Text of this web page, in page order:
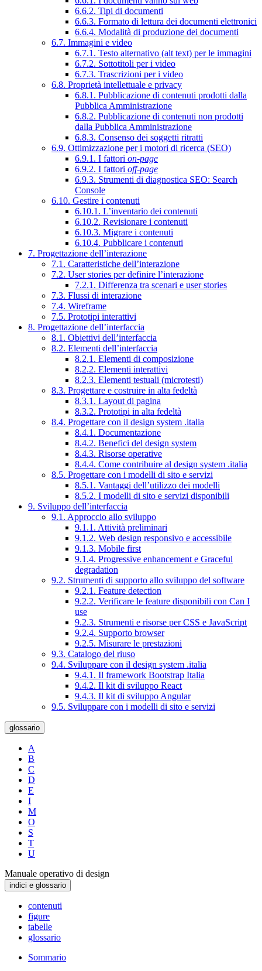
6.6.2. Tipi di documenti
6.6.3. Formato di lettura dei documenti elettronici
6.6.4. Modalità di produzione dei documenti
6.7. Immagini e video
6.7.1. Testo alternativo (alt text) per le immagini
6.7.2. Sottotitoli per i video
6.7.3. Trascrizioni per i video
6.8. Proprietà intellettuale e privacy
6.8.1. Pubblicazione di contenuti prodotti dalla
Pubblica Amministrazione
6.8.2. Pubblicazione di contenuti non prodotti
dalla Pubblica Amministrazione
6.8.3. Consenso dei soggetti ritratti
6.9. Ottimizzazione per i motori di ricerca (SEO)
6.9.1. I fattori on-page
6.9.2. I fattori off-page
6.9.3. Strumenti di diagnostica SEO: Search
Console
6.10. Gestire i contenuti
6.10.1. L’inventario dei contenuti
6.10.2. Revisionare i contenuti
6.10.3. Migrare i contenuti
6.10.4. Pubblicare i contenuti
7. Progettazione dell’interazione
7.1. Caratteristiche dell’interazione
7.2. User stories per definire l’interazione
7.2.1. Differenza tra scenari e user stories
7.3. Flussi di interazione
7.4. Wireframe
7.5. Prototipi interattivi
8. Progettazione dell’interfaccia
8.1. Obiettivi dell’interfaccia
8.2. Elementi dell’interfaccia
8.2.1. Elementi di composizione
8.2.2. Elementi interattivi
8.2.3. Elementi testuali (microtesti)
8.3. Progettare e costruire in alta fedeltà
8.3.1. Layout di pagina
8.3.2. Prototipi in alta fedeltà
8.4. Progettare con il design system .italia
8.4.1. Documentazione
8.4.2. Benefici del design system
8.4.3. Risorse operative
8.4.4. Come contribuire al design system .italia
8.5. Progettare con i modelli di sito e servizi
8.5.1. Vantaggi dell’utilizzo dei modelli
8.5.2. I modelli di sito e servizi disponibili
9. Sviluppo dell’interfaccia
9.1. Approccio allo sviluppo
9.1.1. Attività preliminari
9.1.2. Web design responsivo e accessibile
9.1.3. Mobile first
9.1.4. Progressive enhancement e Graceful
degradation
9.2. Strumenti di supporto allo sviluppo del software
9.2.1. Feature detection
9.2.2. Verificare le feature disponibili con Can I
use
9.2.3. Strumenti e risorse per CSS e JavaScript
9.2.4. Supporto browser
9.2.5. Misurare le prestazioni
9.3. Catalogo del riuso
9.4. Sviluppare con il design system .italia
9.4.1. Il framework Bootstrap Italia
9.4.2. Il kit di sviluppo React
9.4.3. Il kit di sviluppo Angular
9.5. Sviluppare con i modelli di sito e servizi
glossario
A
B
C
D
E
I
M
O
S
T
U
Manuale operativo di design
indici e glossario
contenuti
figure
tabelle
glossario
Sommario